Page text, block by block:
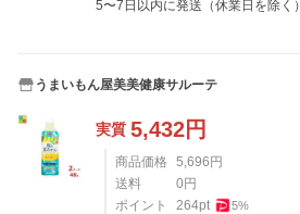
5〜7日以内に発送（休業日を除く）
うまいもん屋美美健康サルーテ
実質 5,432円
商品価格 5,696円
送料
0円
ポイント
264pt 5%